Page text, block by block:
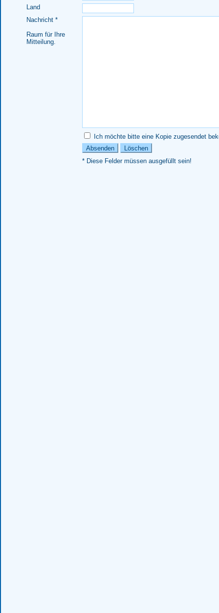
Land
Nachricht *
Raum für Ihre
Mitteilung.
Ich möchte bitte eine Kopie zugesendet
* Diese Felder müssen ausgefüllt sein!